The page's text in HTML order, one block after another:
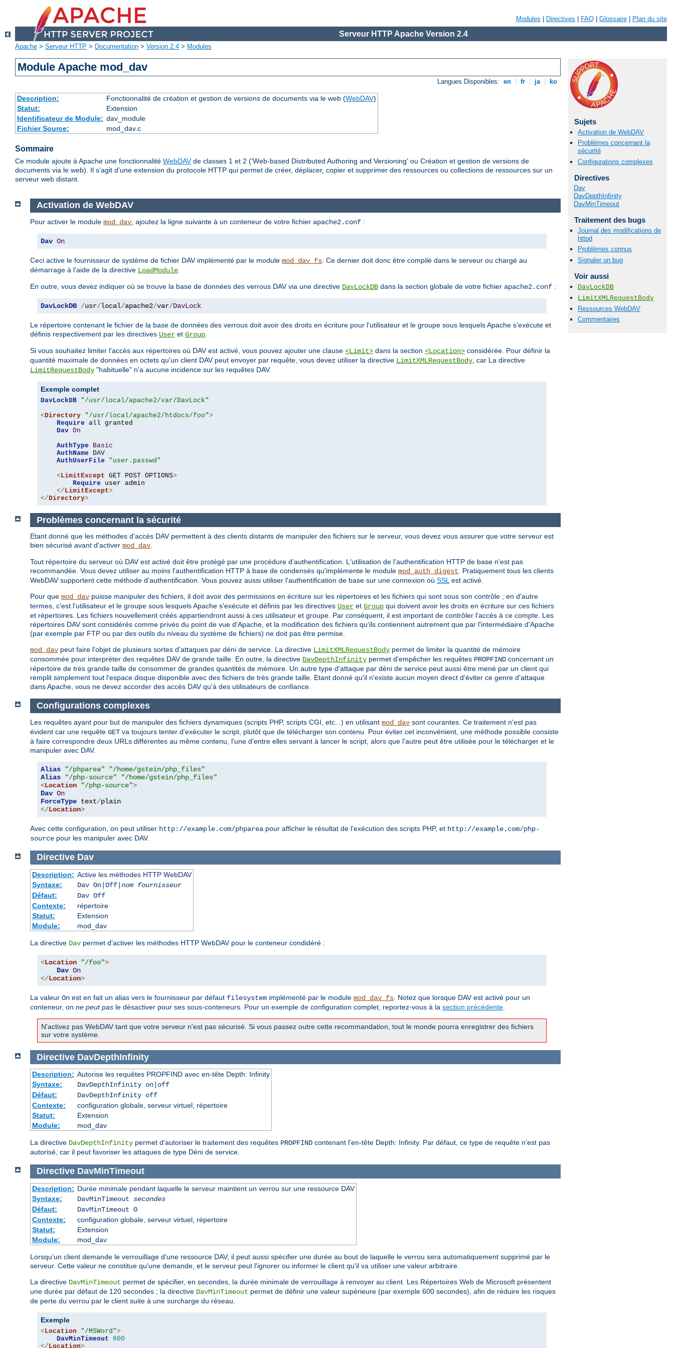
Modules Directives FAQ Glossaire Plan du site
Serveur HTTP Apache Version 2.4
Apache > Serveur HTTP > Documentation > Version 2.4 > Modules
Module Apache mod_dav
Langues Disponibles: en fr ja ko
Description: Fonctionnalité de création et gestion de versions de documents via le web (WebDAV)
Statut:
Extension
Identificateur de Module: dav_module
Fichier Source:
mod_dav.c
Sommaire
Ce module ajoute à Apache une fonctionnalité WebDAVde classes 1 et 2 ('Web-based Distributed Authoring and Versioning' ou Création et gestion de versions de
documents via le web). Il s'agit d'une extension du protocole HTTP qui permet de créer, déplacer, copier et supprimer des ressources ou collections de ressources sur un
serveur web distant.
Sujets
Activation de WebDAV
Problèmes concernant la
sécurité
Configurations complexes
Directives
Dav
DavDepthInfinity
DavMinTimeout
Traitement des bugs
Journal des modifications de
httpd
Problèmes connus
Signaler un bug
Voir aussi
DavLockDB
LimitXMLRequestBody
Ressources WebDAV
Commentaires
Activation de WebDAV
Pour activer le module mod_dav , ajoutez la ligne suivante à un conteneur de votre fichier apache2.conf :
Dav On
Ceci active le fournisseur de système de fichier DAV implémenté par le module mod_dav_fs . Ce dernier doit donc être compilé dans le serveur ou chargé au
démarrage à l'aide de la directive LoadModule
En outre, vous devez indiquer où se trouve la base de données des verrous DAV via une directive DavLockDB dans la section globale de votre fichier apache2.conf :
DavLockDB /usr/local/apache2/var/DavLock
Le répertoire contenant le fichier de la base de données des verrous doit avoir des droits en écriture pour l'utilisateur et le groupe sous lesquels Apache s'exécute et
définis respectivement par les directives User et Group
Si vous souhaitez limiter l'accès aux répertoires où DAV est activé, vous pouvez ajouter une clause <Limit> dans la section <Location> considérée. Pour définir la
quantité maximale de données en octets qu'un client DAV peut envoyer par requête, vous devez utiliser la directive LimitXMLRequestBody , car La directive
LimitRequestBody "habituelle" n'a aucune incidence sur les requêtes DAV.
Exemple complet
DavLockDB "/usr/local/apache2/var/DavLock"
<Directory "/usr/local/apache2/htdocs/foo">
Require all granted
Dav On
AuthType
Basic
AuthName DAV
AuthUserFile
"user.passwd"
< LimitExcept GET POST OPTIONS>
Require user admin
</ LimitExcept>
</Directory>
Problèmes concernant la sécurité
Etant donné que les méthodes d'accès DAV permettent à des clients distants de manipuler des fichiers sur le serveur, vous devez vous assurer que votre serveur est
bien sécurisé avant d'activer mod_dav.
Tout répertoire du serveur où DAV est activé doit être protégé par une procédure d'authentification. L'utilisation de l'authentification HTTP de base n'est pas
recommandée. Vous devez utiliser au moins l'authentification HTTP à base de condensés qu'implémente le module mod_auth_digest. Pratiquement tous les clients
WebDAV supportent cette méthode d'authentification. Vous pouvez aussi utiliser l'authentification de base sur une connexion où SSLest activé.
Pour que mod_dav puisse manipuler des fichiers, il doit avoir des permissions en écriture sur les répertoires et les fichiers qui sont sous son contrôle ; en d'autre
termes, c'est l'utilisateur et le groupe sous lesquels Apache s'exécute et définis par les directives User et Group qui doivent avoir les droits en écriture sur ces fichiers
et répertoires. Les fichiers nouvellement créés appartiendront aussi à ces utilisateur et groupe. Par conséquent, il est important de contrôler l'accès à ce compte. Les
répertoires DAV sont considérés comme privés du point de vue d'Apache, et la modification des fichiers qu'ils contiennent autrement que par l'intermédiaire d'Apache
(par exemple par FTP ou par des outils du niveau du système de fichiers) ne doit pas être permise.
mod_dav peut faire l'objet de plusieurs sortes d'attaques par déni de service. La directive LimitXMLRequestBody permet de limiter la quantité de mémoire
consommée pour interpréter des requêtes DAV de grande taille. En outre, la directive DavDepthInfinity permet d'empêcher les requêtes PROPFIND concernant un
répertoire de très grande taille de consommer de grandes quantités de mémoire. Un autre type d'attaque par déni de service peut aussi être mené par un client qui
remplit simplement tout l'espace disque disponible avec des fichiers de très grande taille. Etant donné qu'il n'existe aucun moyen direct d'éviter ce genre d'attaque
dans Apache, vous ne devez accorder des accès DAV qu'à des utilisateurs de confiance.
Configurations complexes
Les requêtes ayant pour but de manipuler des fichiers dynamiques (scripts PHP, scripts CGI, etc...) en utilisant mod_dav sont courantes. Ce traitement n'est pas
évident car une requête GET va toujours tenter d'exécuter le script, plutôt que de télécharger son contenu. Pour éviter cet inconvénient, une méthode possible consiste
à faire correspondre deux URLs différentes au même contenu, l'une d'entre elles servant à lancer le script, alors que l'autre peut être utilisée pour le télécharger et le
manipuler avec DAV.
Alias "/phparea"
"/home/gstein/php_files"
Alias
"/php-source"
"/home/gstein/php_files"
<Location "/php-source">
Dav On
ForceType text/
</Location>
Avec cette configuration, on peut utiliser http://example.com/phparea pour afficher le résultat de l'exécution des scripts PHP, et http://example.com/php-
source pour les manipuler avec DAV.
Directive Dav
Description: Active les méthodes HTTP WebDAV
Syntaxe:
Dav On|Off| nom fournisseur
Défaut:
Dav Off
Contexte:
répertoire
Statut:
Extension
Module:
mod_dav
La directive Dav permet d'activer les méthodes HTTP WebDAV pour le conteneur condidéré :
<Location "/foo">
Dav On
</Location>
La valeur On est en fait un alias vers le fournisseur par défaut filesystem implémenté par le module mod_dav_fs . Notez que lorsque DAV est activé pour un
conteneur, on ne peut pas le désactiver pour ses sous-conteneurs. Pour un exemple de configuration complet, reportez-vous à la section précédente
N'activez pas WebDAV tant que votre serveur n'est pas sécurisé. Si vous passez outre cette recommandation, tout le monde pourra enregistrer des fichiers
sur votre système.
Directive DavDepthInfinity
Description: Autorise les requêtes PROPFIND avec en-tête Depth: Infinity
Syntaxe:
DavDepthInfinity on|off
Défaut:
DavDepthInfinity off
Contexte:
configuration globale, serveur virtuel, répertoire
Statut:
Extension
Module:
mod_dav
La directive DavDepthInfinity permet d'autoriser le traitement des requêtes PROPFIND contenant l'en-tête Depth: Infinity. Par défaut, ce type de requête n'est pas
autorisé, car il peut favoriser les attaques de type Déni de service.
Directive DavMinTimeout
Description: Durée minimale pendant laquelle le serveur maintient un verrou sur une ressource DAV
Syntaxe:
DavMinTimeout secondes
Défaut:
DavMinTimeout 0
Contexte:
configuration globale, serveur virtuel, répertoire
Statut:
Extension
Module:
mod_dav
Lorsqu'un client demande le verrouillage d'une ressource DAV, il peut aussi spécifier une durée au bout de laquelle le verrou sera automatiquement supprimé par le
serveur. Cette valeur ne constitue qu'une demande, et le serveur peut l'ignorer ou informer le client qu'il va utiliser une valeur arbitraire.
La directive DavMinTimeout permet de spécifier, en secondes, la durée minimale de verrouillage à renvoyer au client. Les Répertoires Web de Microsoft présentent
une durée par défaut de 120 secondes ; la directive DavMinTimeout permet de définir une valeur supérieure (par exemple 600 secondes), afin de réduire les risques
de perte du verrou par le client suite à une surcharge du réseau.
Exemple
< Location "/MSWord">
DavMinTimeout
600
</ Location>